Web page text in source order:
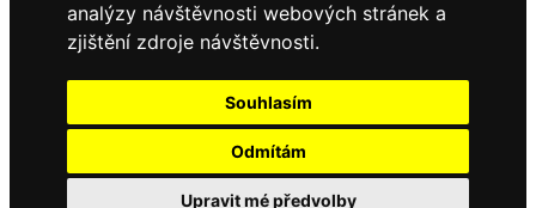
analýzy návštěvnosti webových stránek a
zjištění zdroje návštěvnosti.
Souhlasím
Odmítám
Upravit mé předvolby